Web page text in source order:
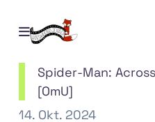
Open mobile menu
Spider-Man:
[OmU]
14. Okt. 2024